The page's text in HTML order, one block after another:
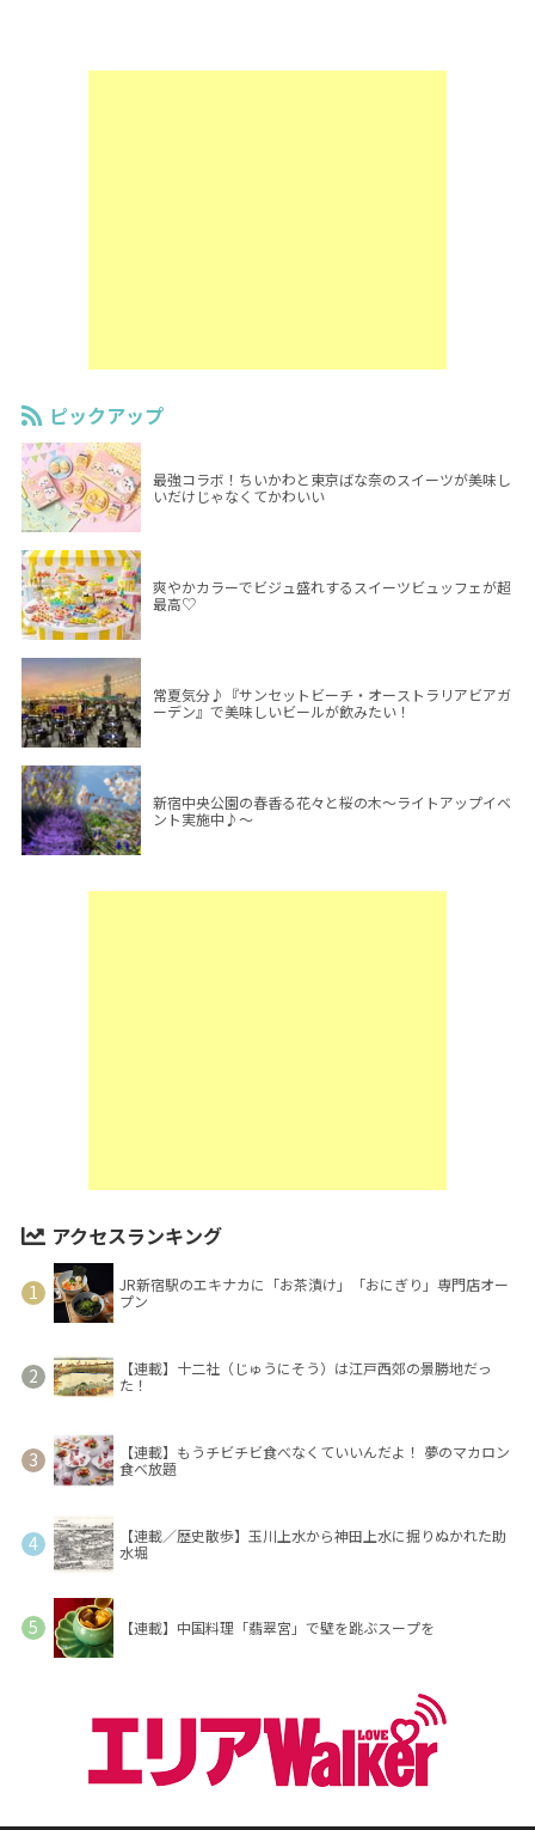
ピックアップ
最強コラボ！ちいかわと東京ばな奈のスイーツが美味し
いだけじゃなくてかわいい
爽やかカラーでビジュ盛れするスイーツビュッフェが超
最高♡
常夏気分♪『サンセットビーチ・オーストラリアビアガ
ーデン』で美味しいビールが飲みたい！
新宿中央公園の春香る花々と桜の木～ライトアップイベ
ント実施中♪～
アクセスランキング
JR新宿駅のエキナカに「お茶漬け」「おにぎり」専門店オー
プン
【連載】十二社（じゅうにそう）は江戸西郊の景勝地だっ
た！
【連載】もうチビチビ食べなくていいんだよ！ 夢のマカロン
食べ放題
【連載／歴史散歩】玉川上水から神田上水に掘りぬかれた助
水堀
【連載】中国料理「翡翠宮」で壁を跳ぶスープを